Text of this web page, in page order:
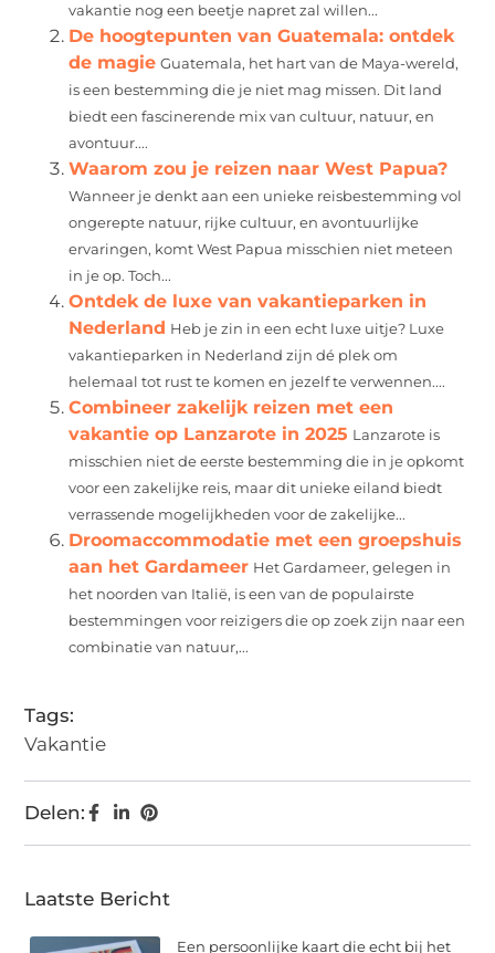
vakantie nog een beetje napret zal willen...
De hoogtepunten van Guatemala: ontdek
de magie Guatemala, het hart van de Maya-wereld,
is een bestemming die je niet mag missen. Dit land
biedt een fascinerende mix van cultuur, natuur, en
avontuur....
Waarom zou je reizen naar West Papua?
Wanneer je denkt aan een unieke reisbestemming vol
ongerepte natuur, rijke cultuur, en avontuurlijke
ervaringen, komt West Papua misschien niet meteen
in je op. Toch...
Ontdek de luxe van vakantieparken in
Nederland Heb je zin in een echt luxe uitje? Luxe
vakantieparken in Nederland zijn dé plek om
helemaal tot rust te komen en jezelf te verwennen....
Combineer zakelijk reizen met een
vakantie op Lanzarote in 2025 Lanzarote is
misschien niet de eerste bestemming die in je opkomt
voor een zakelijke reis, maar dit unieke eiland biedt
verrassende mogelijkheden voor de zakelijke...
Droomaccommodatie met een groepshuis
aan het Gardameer Het Gardameer, gelegen in
het noorden van Italië, is een van de populairste
bestemmingen voor reizigers die op zoek zijn naar een
combinatie van natuur,...
Tags:
Vakantie
Delen:
Laatste Bericht
Een persoonlijke kaart die echt bij het